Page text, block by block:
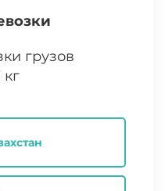
грузов